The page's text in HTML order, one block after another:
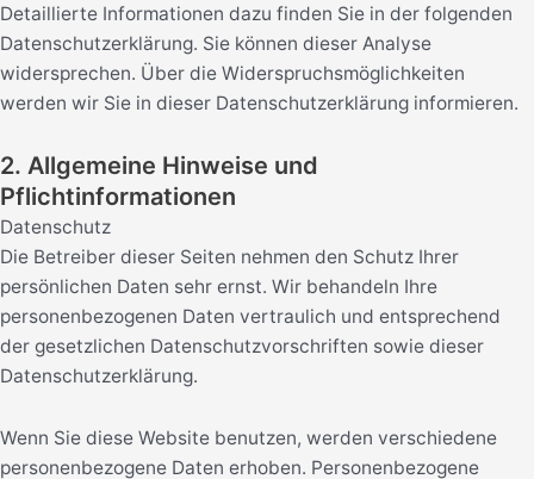
Detaillierte Informationen dazu finden Sie in der folgenden
Datenschutzerklärung. Sie können dieser Analyse
widersprechen. Über die Widerspruchsmöglichkeiten
werden wir Sie in dieser Datenschutzerklärung informieren.
2. Allgemeine Hinweise und
Pflichtinformationen
Datenschutz
Die Betreiber dieser Seiten nehmen den Schutz Ihrer
persönlichen Daten sehr ernst. Wir behandeln Ihre
personenbezogenen Daten vertraulich und entsprechend
der gesetzlichen Datenschutzvorschriften sowie dieser
Datenschutzerklärung.
Wenn Sie diese Website benutzen, werden verschiedene
personenbezogene Daten erhoben. Personenbezogene